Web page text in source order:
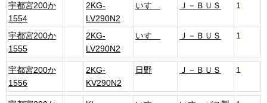
宇都宮200か
1554
2KG-
LV290N2
いすゞ Ｊ－ＢＵＳ 1
宇都宮200か
1555
2KG-
LV290N2
いすゞ Ｊ－ＢＵＳ 1
宇都宮200か
1556
2KG-
KV290N2
日野 Ｊ－ＢＵＳ 1